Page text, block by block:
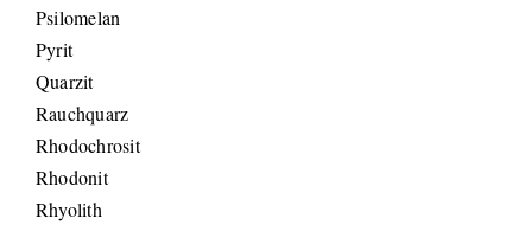
Psilomelan
Pyrit
Quarzit
Rauchquarz
Rhodochrosit
Rhodonit
Rhyolith